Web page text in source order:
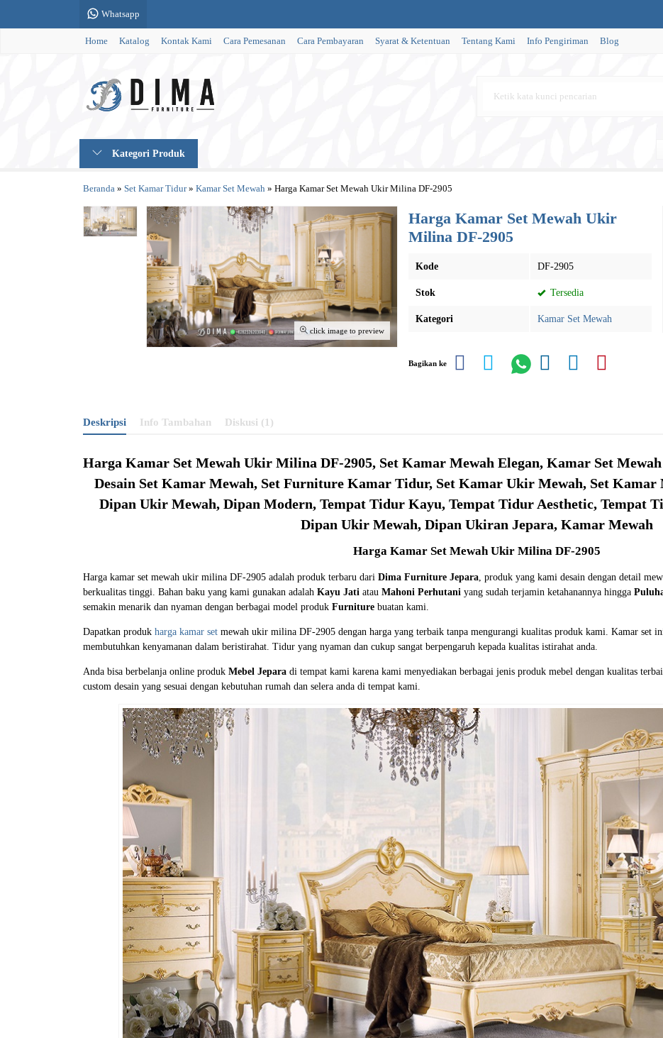
Whatsapp
Home Katalog Kontak Kami Cara Pemesanan Cara Pembayaran Syarat & Ketentuan Tentang Kami Info Pengiriman Blog
Kategori Produk
Beranda » Set Kamar Tidur» Kamar Set Mewah » Harga Kamar Set Mewah Ukir Milina DF-2905
click image to preview
Harga Kamar Set Mewah Ukir
Milina DF-2905
Kode DF-2905
Stok Tersedia
Kategori Kamar Set Mewah
Bagikan ke
Deskripsi Info Tambahan Diskusi (1)
Harga Kamar Set Mewah Ukir Milina DF-2905, Set Kamar Mewah Elegan, Kamar Set
Desain Set Kamar Mewah, Set Furniture Kamar Tidur, Set Kamar Ukir Mewah, Set Kamar
Dipan Ukir Mewah, Dipan Modern, Tempat Tidur Kayu, Tempat Tidur Aesthetic, Tempat
Dipan Ukir Mewah, Dipan Ukiran Jepara, Kamar Mewah
Harga Kamar Set Mewah Ukir Milina DF-2905
Harga kamar set mewah ukir milina DF-2905 adalah produk terbaru dari Dima Furniture Jepara , produk yang kami desain dengan detail
berkualitas tinggi. Bahan baku yang kami gunakan adalah Kayu Jati atau Mahoni Perhutani yang sudah terjamin ketahanannya hingga
semakin menarik dan nyaman dengan berbagai model produk Furniture buatan kami.
Dapatkan produk harga kamar set mewah ukir milina DF-2905 dengan harga yang terbaik tanpa mengurangi kualitas produk kami. Kamar set
membutuhkan kenyamanan dalam beristirahat. Tidur yang nyaman dan cukup sangat berpengaruh kepada kualitas istirahat anda.
Anda bisa berbelanja online produk Mebel Jepara di tempat kami karena kami menyediakan berbagai jenis produk mebel dengan kualitas
custom desain yang sesuai dengan kebutuhan rumah dan selera anda di tempat kami.